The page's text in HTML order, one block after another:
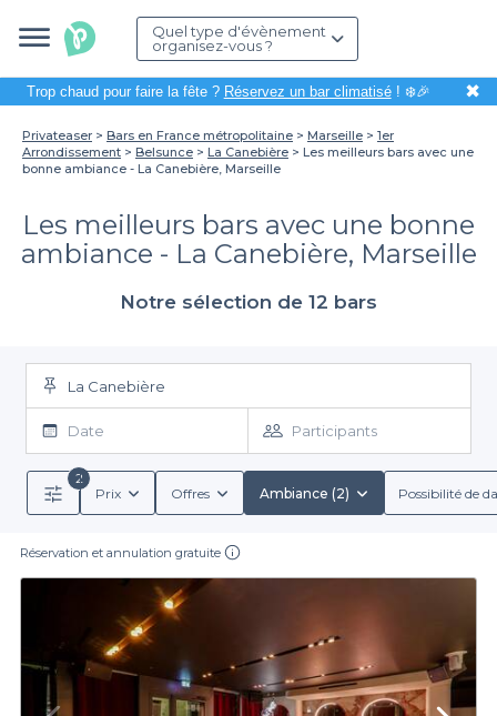
Quel type d'évènement
organisez-vous ?
Trop chaud pour faire la fête ? Réservez un bar climatisé! ❄️🎉 ✖
Privateaser Bars en France métropolitaine Marseille
1er
Arrondissement
Belsunce La Canebière
Les meilleurs bars avec une
bonne ambiance - La Canebière, Marseille
Les meilleurs bars avec une bonne
ambiance - La Canebière, Marseille
Notre sélection de 12 bars
La Canebière
Date Participants
2
Prix
Offres Ambiance (2) Possibilité de
Réservation et annulation gratuite